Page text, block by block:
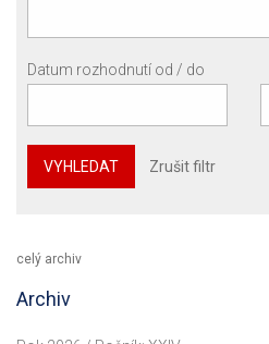
Datum rozhodnutí od / do
VYHLEDAT Zrušit filtr
celý archiv
Archiv